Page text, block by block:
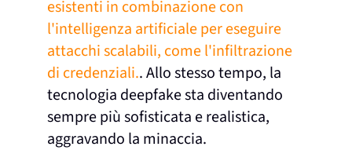
esistenti in combinazione con
l'intelligenza artificiale per eseguire
attacchi scalabili, come l'infiltrazione
di credenziali.. Allo stesso tempo, la
tecnologia deepfake sta diventando
sempre più sofisticata e realistica,
aggravando la minaccia.